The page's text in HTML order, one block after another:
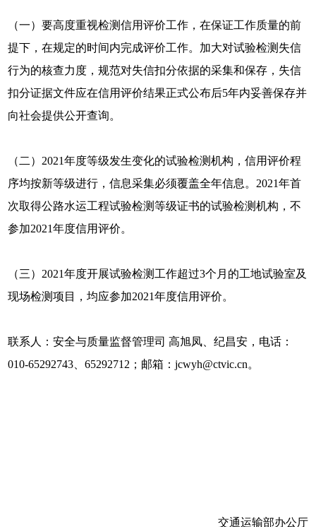
（一）要高度重视检测信用评价工作，在保证工作质量的前
提下，在规定的时间内完成评价工作。加大对试验检测失信
行为的核查力度，规范对失信扣分依据的采集和保存，失信
扣分证据文件应在信用评价结果正式公布后5年内妥善保存并
向社会提供公开查询。
（二）2021年度等级发生变化的试验检测机构，信用评价程
序均按新等级进行，信息采集必须覆盖全年信息。2021年首
次取得公路水运工程试验检测等级证书的试验检测机构，不
参加2021年度信用评价。
（三）2021年度开展试验检测工作超过3个月的工地试验室及
现场检测项目，均应参加2021年度信用评价。
联系人：安全与质量监督管理司 高旭凤、纪昌安，电话：
010-65292743、65292712；邮箱：jcwyh@ctvic.cn。
交通运输部办公厅